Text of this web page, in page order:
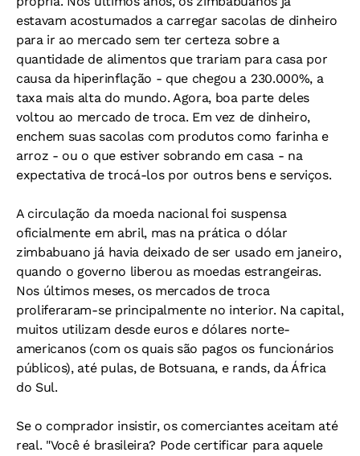
estavam acostumados a carregar sacolas de dinheiro
para ir ao mercado sem ter certeza sobre a
quantidade de alimentos que trariam para casa por
causa da hiperinflação - que chegou a 230.000%, a
taxa mais alta do mundo. Agora, boa parte deles
voltou ao mercado de troca. Em vez de dinheiro,
enchem suas sacolas com produtos como farinha e
arroz - ou o que estiver sobrando em casa - na
expectativa de trocá-los por outros bens e serviços.
A circulação da moeda nacional foi suspensa
oficialmente em abril, mas na prática o dólar
zimbabuano já havia deixado de ser usado em janeiro,
quando o governo liberou as moedas estrangeiras.
Nos últimos meses, os mercados de troca
proliferaram-se principalmente no interior. Na capital,
muitos utilizam desde euros e dólares norte-
americanos (com os quais são pagos os funcionários
públicos), até pulas, de Botsuana, e rands, da África
do Sul.
Se o comprador insistir, os comerciantes aceitam até
real. "Você é brasileira? Pode certificar para aquele